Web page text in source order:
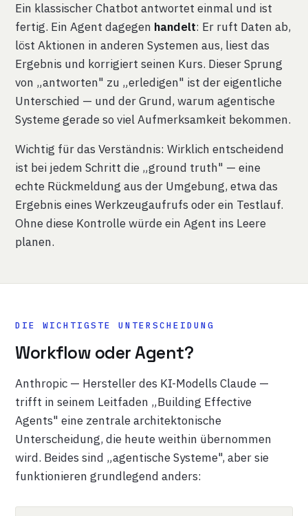
Ein klassischer Chatbot antwortet einmal und ist
fertig. Ein Agent dagegen handelt: Er ruft Daten ab,
löst Aktionen in anderen Systemen aus, liest das
Ergebnis und korrigiert seinen Kurs. Dieser Sprung
von „antworten" zu „erledigen" ist der eigentliche
Unterschied — und der Grund, warum agentische
Systeme gerade so viel Aufmerksamkeit bekommen.
Wichtig für das Verständnis: Wirklich entscheidend
ist bei jedem Schritt die „ground truth" — eine
echte Rückmeldung aus der Umgebung, etwa das
Ergebnis eines Werkzeugaufrufs oder ein Testlauf.
Ohne diese Kontrolle würde ein Agent ins Leere
planen.
DIE WICHTIGSTE UNTERSCHEIDUNG
Workflow oder Agent?
Anthropic — Hersteller des KI-Modells Claude —
trifft in seinem Leitfaden „Building Effective
Agents" eine zentrale architektonische
Unterscheidung, die heute weithin übernommen
wird. Beides sind „agentische Systeme", aber sie
funktionieren grundlegend anders: